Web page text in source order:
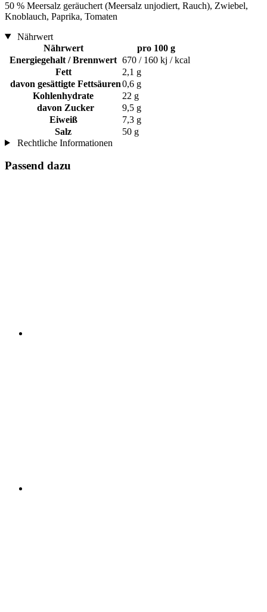
50 % Meersalz geräuchert (Meersalz unjodiert, Rauch), Zwiebel,
Knoblauch, Paprika, Tomaten
Nährwert
Nährwert
pro 100 g
Energiegehalt / Brennwert 670 / 160 kj / kcal
Fett
2,1 g
davon gesättigte Fettsäuren0,6 g
Kohlenhydrate
22 g
davon Zucker
9,5 g
Eiweiß
7,3 g
Salz
50 g
Rechtliche Informationen
Passend dazu